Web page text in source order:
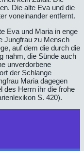
Die alte Eva und die
voneinander entfernt.
Eva und Maria in enge
Jungfrau zu Mensch
auf dem die durch die
nahm, die Sünde auch
unverdorbene
der Schlange
Maria dagegen
des Herrn ihr die frohe
S. 420).